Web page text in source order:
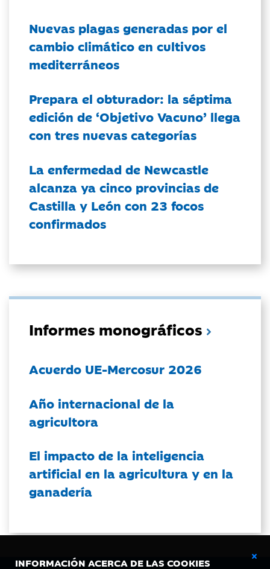
INFORMACIÓN ACERCA DE LAS COOKIES
Nuevas plagas generadas por el
cambio climático en cultivos
mediterráneos
Prepara el obturador: la séptima
edición de ‘Objetivo Vacuno’ llega
con tres nuevas categorías
La enfermedad de Newcastle
alcanza ya cinco provincias de
Castilla y León con 23 focos
confirmados
Informes monográficos
Acuerdo UE-Mercosur 2026
Año internacional de la
agricultora
El impacto de la inteligencia
artificial en la agricultura y en la
ganadería